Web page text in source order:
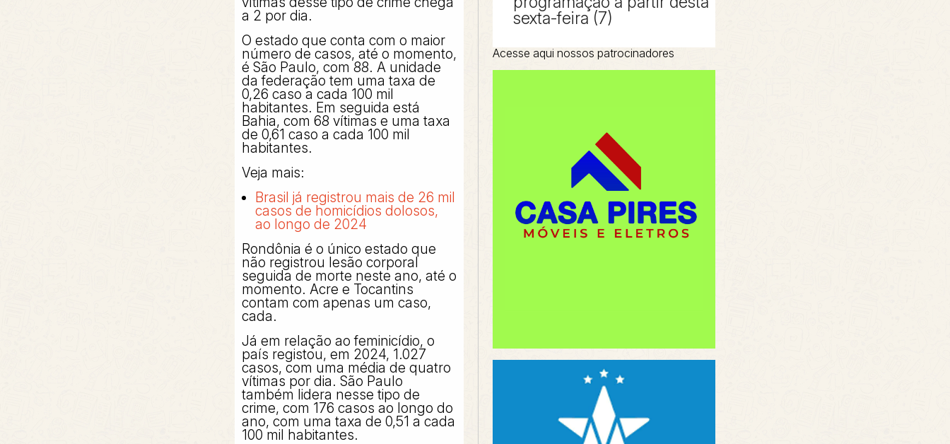
a 2 por dia.
O estado que conta com o maior
número de casos, até o momento,
é São Paulo, com 88. A unidade
da federação tem uma taxa de
0,26 caso a cada 100 mil
habitantes. Em seguida está
Bahia, com 68 vítimas e uma taxa
de 0,61 caso a cada 100 mil
habitantes.
Veja mais:
Brasil já registrou mais de 26 mil
casos de homicídios dolosos,
ao longo de 2024
Rondônia é o único estado que
não registrou lesão corporal
seguida de morte neste ano, até o
momento. Acre e Tocantins
contam com apenas um caso,
cada.
Já em relação ao feminicídio, o
país registou, em 2024, 1.027
casos, com uma média de quatro
vítimas por dia. São Paulo
também lidera nesse tipo de
crime, com 176 casos ao longo do
ano, com uma taxa de 0,51 a cada
100 mil habitantes.
sexta-feira (7)
Acesse aqui nossos patrocinadores